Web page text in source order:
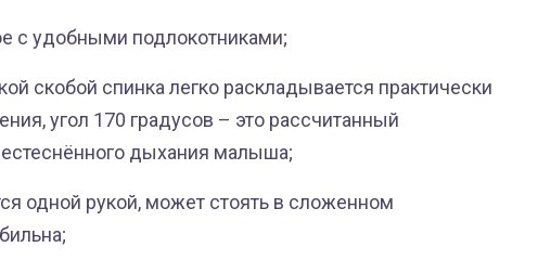
с удобными подлокотниками;
скобой спинка легко раскладывается практически
угол 170 градусов – это рассчитанный
дыхания малыша;
одной рукой, может стоять в сложенном